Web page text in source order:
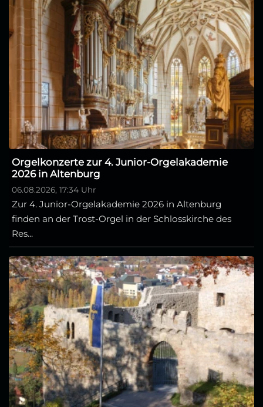
Orgelkonzerte zur 4. Junior-Orgelakademie
2026 in Altenburg
06.08.2026, 17:34 Uhr
Zur 4. Junior-Orgelakademie 2026 in Altenburg
finden an der Trost-Orgel in der Schlosskirche des
Res...